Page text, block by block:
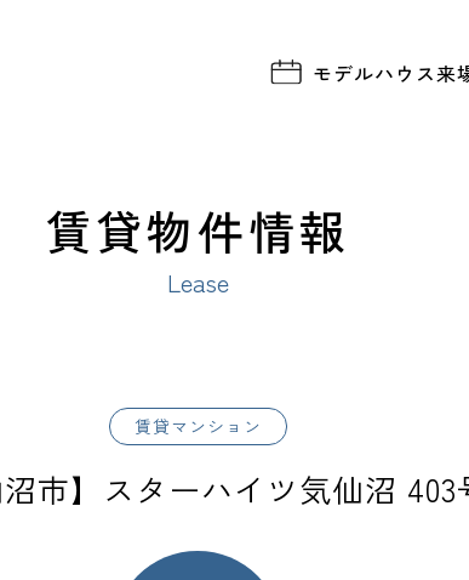
モデルハウス来
賃貸物件情報
Lease
賃貸マンション
沼市】スターハイツ気仙沼 403